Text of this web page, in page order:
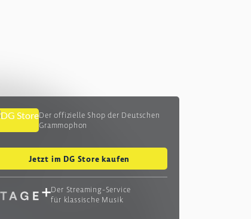
Der offizielle Shop der Deutschen
Grammophon
Jetzt im DG Store kaufen
Der Streaming-Service
für klassische Musik